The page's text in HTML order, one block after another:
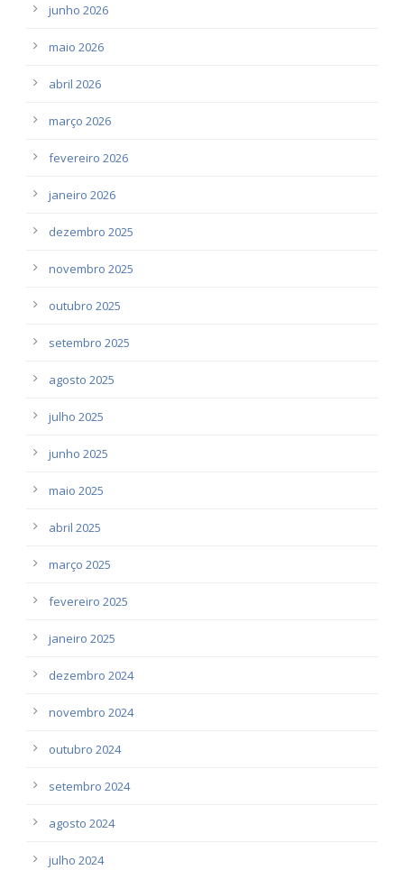
junho 2026
maio 2026
abril 2026
março 2026
fevereiro 2026
janeiro 2026
dezembro 2025
novembro 2025
outubro 2025
setembro 2025
agosto 2025
julho 2025
junho 2025
maio 2025
abril 2025
março 2025
fevereiro 2025
janeiro 2025
dezembro 2024
novembro 2024
outubro 2024
setembro 2024
agosto 2024
julho 2024